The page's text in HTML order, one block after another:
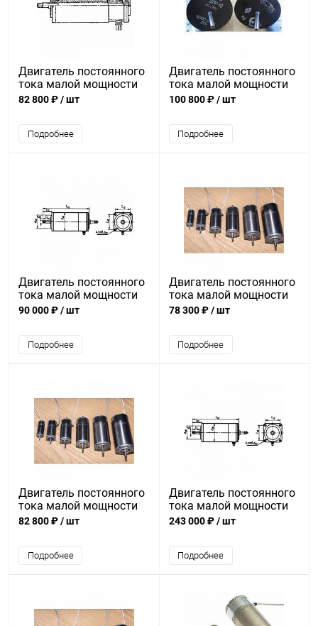
Двигатель постоянного
тока малой мощности
ДПР-2-Н1-02
82 800 ₽/ шт
Подробнее
Двигатель постоянного
тока малой мощности
ДПР12
100 800 ₽/ шт
Подробнее
Двигатель постоянного
тока малой мощности
ДПР-62-Ф5-01
90 000 ₽/ шт
Подробнее
Двигатель постоянного
тока малой мощности
ДПР-42-Ф1-06
78 300 ₽/ шт
Подробнее
Двигатель постоянного
тока малой мощности
ДПР-2-Ф1-01
82 800 ₽/ шт
Подробнее
Двигатель постоянного
тока малой мощности
ДПР-72-Ф5-01
243 000 ₽/ шт
Подробнее